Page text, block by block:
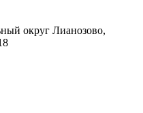
округ Лианозово,